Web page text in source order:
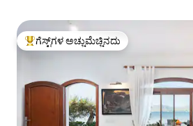
ಗೆಸ್ಟ್‌ಗಳಿಗೆ ಅತಿ ಹೆಚ್ಚು ಅಚ್ಚುಮೆಚ್ಚಿನದು
ಗೆಸ್ಟ್‌ಗಳ ಅಚ್ಚುಮೆಚ್ಚಿನದು